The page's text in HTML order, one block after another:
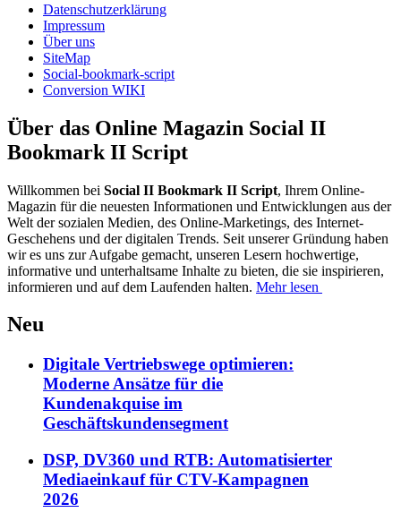
Datenschutzerklärung
Impressum
Über uns
SiteMap
Social-bookmark-script
Conversion WIKI
Über das Online Magazin Social II
Bookmark II Script
Willkommen bei Social II Bookmark II Script, Ihrem Online-
Magazin für die neuesten Informationen und Entwicklungen aus der
Welt der sozialen Medien, des Online-Marketings, des Internet-
Geschehens und der digitalen Trends. Seit unserer Gründung haben
wir es uns zur Aufgabe gemacht, unseren Lesern hochwertige,
informative und unterhaltsame Inhalte zu bieten, die sie inspirieren,
informieren und auf dem Laufenden halten. Mehr lesen
Neu
Digitale Vertriebswege optimieren:
Moderne Ansätze für die
Kundenakquise im
Geschäftskundensegment
DSP, DV360 und RTB: Automatisierter
Mediaeinkauf für CTV-Kampagnen
2026